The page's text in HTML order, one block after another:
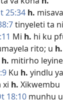
25:34 h.
tinyeleti ta
Mi h. hi ku
rito; u h.
h. mitirho
Ku h. yindlu
xi h. Xikwembu
18:10 munhu